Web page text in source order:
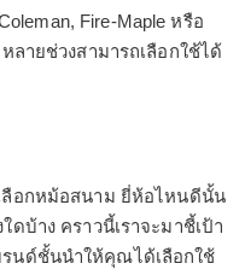
Fire-Maple หรือ
ลายช่วงสามารถเลือกใช้ได้
ลือกหม้อสนาม ยี่ห้อไหนดีนั้น
ดบ้าง คราวนี้เราจะมาชี้เป้า
นด์ชั้นนำให้คุณได้เลือกใช้